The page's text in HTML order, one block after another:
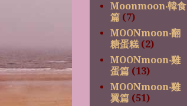
Moonmoon‧韓食
篇 (7)
MOONmoon‧翻
糖蛋糕 (2)
MOONmoon‧雞
蛋篇 (13)
MOONmoon‧雞
翼篇 (51)